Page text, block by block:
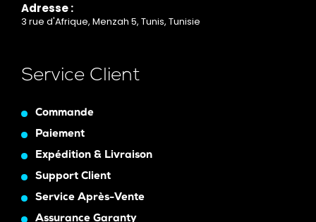
Adresse :
3 rue d'Afrique, Menzah 5, Tunis, Tunisie
Service Client
Commande
Paiement
Expédition & Livraison
Support Client
Service Après-Vente
Assurance Garanty